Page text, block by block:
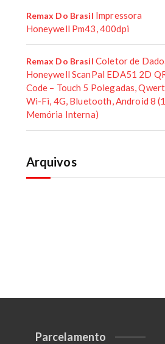
Remax Do Brasil Impressora
Honeywell Pm43, 400dpi
Remax Do Brasil Coletor de
Honeywell ScanPal EDA51 2D
Code – Touch 5 Polegadas,
Wi-Fi, 4G, Bluetooth, Android 8
Memória Interna)
Arquivos
Parcelamento